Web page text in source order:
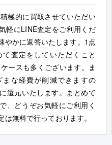
極的に買取させていただい
軽にLINE査定をご利用くだ
やかに返答いたします。1点
査定をしていただくこと
ースも多くございます。ま
まな経費が削減できますの
還元いたします。まとめて
、どうぞお気軽にご利用く
無料で行っております。